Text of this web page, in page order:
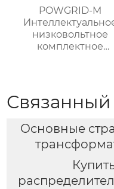
POWGRID-M
низковольтное
комплектное
Связанный
Основные